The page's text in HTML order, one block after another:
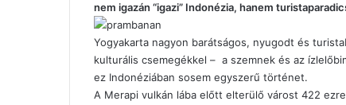
nem igazán “igazi” Indonézia, hanem
Yogyakarta nagyon barátságos, nyugodt és
kulturális csemegékkel – a szemnek és az
ez Indonéziában sosem egyszerű történet.
A Merapi vulkán lába előtt elterülő várost 422